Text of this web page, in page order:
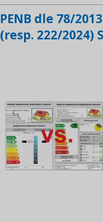
PENB dle 78/
(resp. 222/2024)